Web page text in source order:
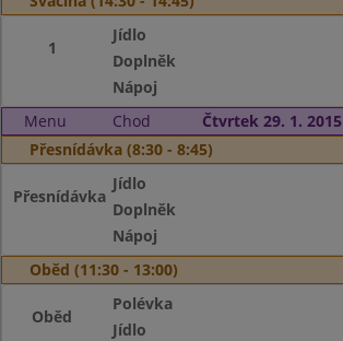
1
Jídlo
Doplněk
Nápoj
Menu
Chod
Čtvrtek 29. 1. 2015
Přesnídávka (8:30 - 8:45)
Přesnídávka
Jídlo
Doplněk
Nápoj
Oběd (11:30 - 13:00)
Oběd
Polévka
Jídlo